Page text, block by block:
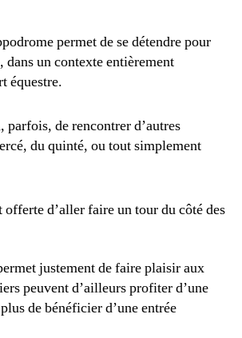
permet de se détendre pour
dans un contexte entièrement
équestre.
parfois, de rencontrer d’autres
du quinté, ou tout simplement
d’aller faire un tour du côté des
justement de faire plaisir aux
peuvent d’ailleurs profiter d’une
de bénéficier d’une entrée